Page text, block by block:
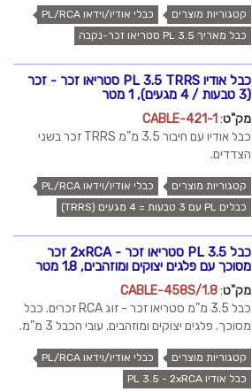
קטגוריות מוצרים
כבלי אודיו/וידאו PL/RCA
כבל מאריך PL 3.5 סטריאו זכר-נקבה
כבל אודיו PL 3.5 TRRS סטריאו זכר - זכר
(3 טבעות / 4 מגעים), 1 מטר
מק"ט:
CABLE-421-1
כבל אודיו עם חיבור 3.5 מ"מ TRRS זכר בשני
הצדדים.
קטגוריות מוצרים
כבלי אודיו/וידאו PL/RCA
כבלים PL עם 3 טבעות = 4 מגעים (TRRS)
כבל PL 3.5 סטריאו זכר - 2xRCA זכר
מסוכך עם פלגים יצוקים ומוזהבים, 1.8 מטר
מק"ט:
CABLE-458S/1.8
כבל 3.5 מ"מ סטריאו זכר - זוג RCA זכרים. כבל
מסוכך. פלגים יצוקים ומוזהבים. עובי הכבל 3 מ"מ.
קטגוריות מוצרים
כבלי אודיו/וידאו PL/RCA
כבל אודיו PL 3.5 - 2xRCA